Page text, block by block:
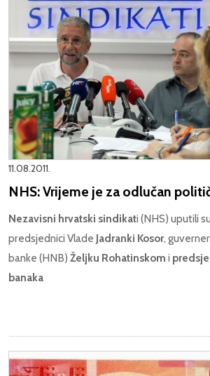
11.08.2011.
NHS: Vrijeme je za odlučan
Nezavisni hrvatski sindikati (NHS) uputili
predsjednici Vlade Jadranki Kosor,
banke (HNB) Željku Rohatinskom i
banaka